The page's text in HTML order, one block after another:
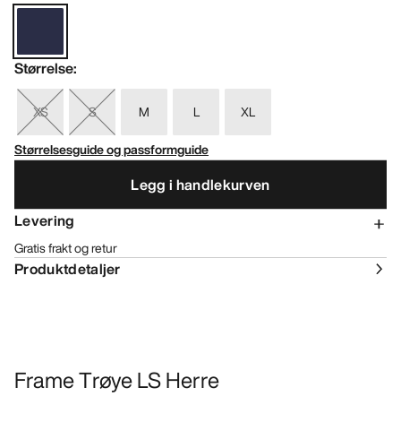
Størrelse:
XS S M L
XL
Størrelsesguide og passformguide
Legg i handlekurven
Levering
Gratis frakt og retur
Produktdetaljer
Frame Trøye LS Herre